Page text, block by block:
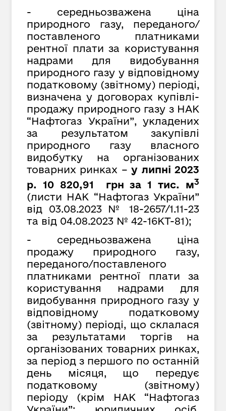
- середньозважена ціна
природного газу, переданого/
поставленого платниками
рентної плати за користування
надрами для видобування
природного газу у відповідному
податковому (звітному) періоді,
визначена у договорах купівлі-
продажу природного газу з НАК
“Нафтогаз України”, укладених
за результатом закупівлі
природного газу власного
видобутку на організованих
товарних ринках –у липні 2023
р. 10 820,91 грн за 1 тис. м3
(листи НАК “Нафтогаз України”
від
03.08.2023 № 18-2657/1.11-23
та від 04.08.2023 № 42-16КТ-81);
- середньозважена ціна
продажу природного газу,
переданого/поставленого
платниками рентної плати за
користування надрами для
видобування природного газу у
відповідному податковому
(звітному) періоді, що склалася
за результатами торгів на
організованих товарних ринках,
за період з першого по останній
день місяця, що передує
податковому (звітному)
періоду (крім НАК “Нафтогаз